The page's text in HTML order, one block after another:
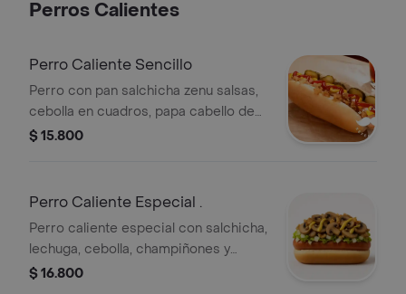
Perros Calientes
Perro Caliente Sencillo
Perro con pan salchicha zenu salsas,
cebolla en cuadros, papa cabello de
ángel y queso.
$ 15.800
Perro Caliente Especial .
Perro caliente especial con salchicha,
lechuga, cebolla, champiñones y
mostaza. Opciones adicionales: pollo,
$ 16.800